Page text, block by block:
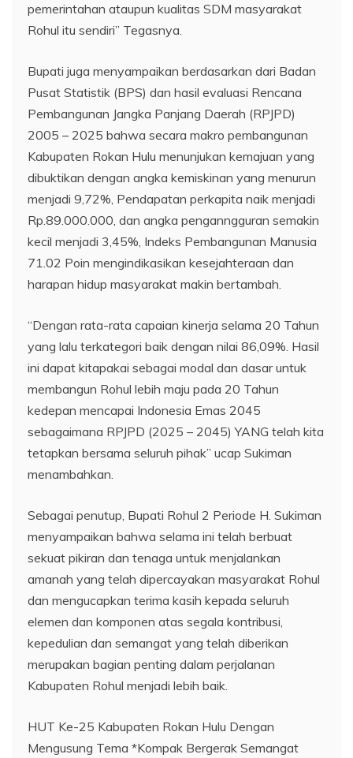
pemerintahan ataupun kualitas SDM masyarakat
Rohul itu sendiri” Tegasnya.
Bupati juga menyampaikan berdasarkan dari Badan
Pusat Statistik (BPS) dan hasil evaluasi Rencana
Pembangunan Jangka Panjang Daerah (RPJPD)
2005 – 2025 bahwa secara makro pembangunan
Kabupaten Rokan Hulu menunjukan kemajuan yang
dibuktikan dengan angka kemiskinan yang menurun
menjadi 9,72%, Pendapatan perkapita naik menjadi
Rp.89.000.000, dan angka penganngguran semakin
kecil menjadi 3,45%, Indeks Pembangunan Manusia
71.02 Poin mengindikasikan kesejahteraan dan
harapan hidup masyarakat makin bertambah.
“Dengan rata-rata capaian kinerja selama 20 Tahun
yang lalu terkategori baik dengan nilai 86,09%. Hasil
ini dapat kitapakai sebagai modal dan dasar untuk
membangun Rohul lebih maju pada 20 Tahun
kedepan mencapai Indonesia Emas 2045
sebagaimana RPJPD (2025 – 2045) YANG telah kita
tetapkan bersama seluruh pihak” ucap Sukiman
menambahkan.
Sebagai penutup, Bupati Rohul 2 Periode H. Sukiman
menyampaikan bahwa selama ini telah berbuat
sekuat pikiran dan tenaga untuk menjalankan
amanah yang telah dipercayakan masyarakat Rohul
dan mengucapkan terima kasih kepada seluruh
elemen dan komponen atas segala kontribusi,
kepedulian dan semangat yang telah diberikan
merupakan bagian penting dalam perjalanan
Kabupaten Rohul menjadi lebih baik.
HUT Ke-25 Kabupaten Rokan Hulu Dengan
Mengusung Tema *Kompak Bergerak Semangat